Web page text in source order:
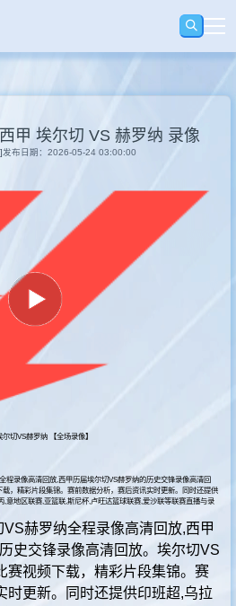
足球
篮球
录像
甲 埃尔切 VS 赫罗纳 录像
发布日期：2026-05-24 03:00:00
切VS赫罗纳 【全场录像】
程录像高清回放,西甲历届埃尔切VS赫罗纳的历史交锋录像高清回
，精彩片段集锦。赛前数据分析，赛后资讯实时更新。同时还提供
意地区联赛,亚篮联,斯尼杯,卢旺达篮球联赛,爱沙联等联赛直播与录
赫罗纳全程录像高清回放,西甲
史交锋录像高清回放。埃尔切VS
赛视频下载，精彩片段集锦。赛
时更新。同时还提供印班超,乌拉